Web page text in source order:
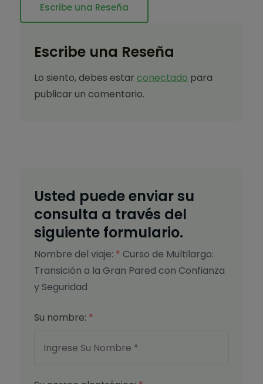
Escribe una Reseña
Escribe una Reseña
Lo siento, debes estar conectado para
publicar un comentario.
Usted puede enviar su
consulta a través del
siguiente formulario.
Nombre del viaje: * Curso de Multilargo:
Transición a la Gran Pared con Confianza
y Seguridad
Su nombre: *